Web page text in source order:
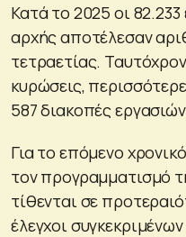
Κατά το 2025 οι
αρχής αποτέλεσαν
τετραετίας.
κυρώσεις,
587 διακοπές
Για το επόμενο
τον προγραμματισμό
τίθενται σε
έλεγχοι